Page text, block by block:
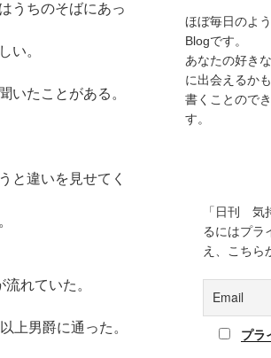
うちのそばにあっ
い。
いたことがある。
と違いを見せてく
れていた。
上男爵に通った。
ほぼ毎日のよ
Blogです。
あなたの好き
に出会えるか
書くことので
す。
「日刊 気
るにはプラ
え、こちら
プラ